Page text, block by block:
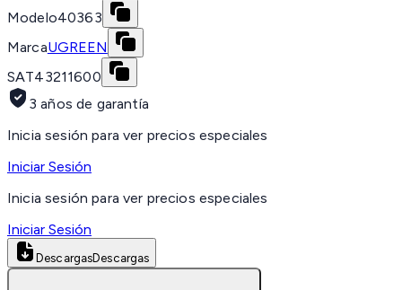
Modelo40363
MarcaUGREEN
SAT43211600
3 años de garantía
Inicia sesión para ver precios especiales
Iniciar Sesión
Inicia sesión para ver precios especiales
Iniciar Sesión
DescargasDescargas